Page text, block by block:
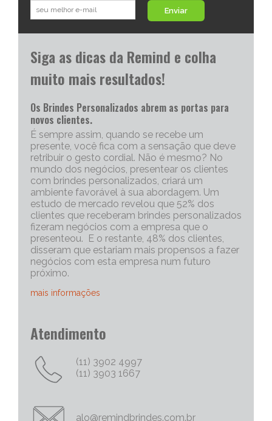
Enviar
Siga as dicas da Remind e colha
muito mais resultados!
Os Brindes Personalizados abrem as portas para
novos clientes.
É sempre assim, quando se recebe um
presente, você fica com a sensação que deve
retribuir o gesto cordial. Não é mesmo? No
mundo dos negócios, presentear os clientes
com brindes personalizados, criará um
ambiente favorável à sua abordagem. Um
estudo de mercado revelou que 52% dos
clientes que receberam brindes personalizados
fizeram negócios com a empresa que o
presenteou. E o restante, 48% dos clientes,
disseram que estariam mais propensos a fazer
negócios com esta empresa num futuro
próximo.
mais informações
eficazes para iniciar uma conversa com um
corporativo, quanto mais exclusivo e
personalizado, melhor será o “quebra do gelo”,
e abrirá mais espaço para tratativas
Chame Mais Atenção com Brinde Corporativos
Atendimento
(11) 3902 4997
(11) 3903 1667
alo@remindbrindes.com.br